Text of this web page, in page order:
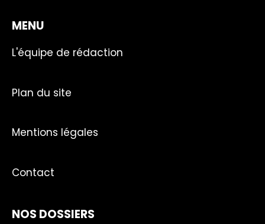
MENU
L'équipe de rédaction
Plan du site
Mentions légales
Contact
NOS DOSSIERS